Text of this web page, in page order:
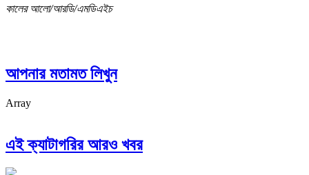
কালের আলো/আরডি/এমডিএইচ
আপনার মতামত লিখুন
Array
এই ক্যাটাগরির আরও খবর